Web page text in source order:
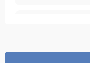
Неисправность системы